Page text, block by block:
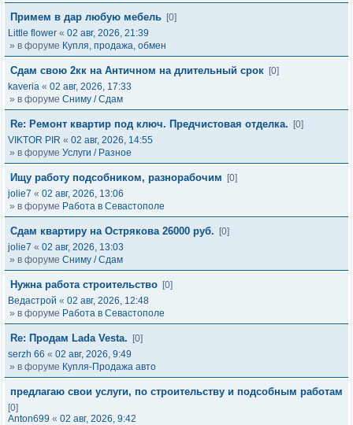
Примем в дар любую мебель [0]
Little flower « 02 авг, 2026, 21:39
» в форуме Купля, продажа, обмен
Сдам свою 2кк на Античном на длительный срок [0]
kaveria « 02 авг, 2026, 17:33
» в форуме Сниму / Сдам
Re: Ремонт квартир под ключ. Предчистовая отделка.
[0]
VIKTOR PIR « 02 авг, 2026, 14:55
» в форуме Услуги / Разное
Ищу работу подсобником, разнорабочим
[0]
jolie7 « 02 авг, 2026, 13:06
» в форуме Работа в Севастополе
Сдам квартиру на Острякова 26000 руб.
[0]
jolie7 « 02 авг, 2026, 13:03
» в форуме Сниму / Сдам
Нужна работа строительство [0]
Ведастрой « 02 авг, 2026, 12:48
» в форуме Работа в Севастополе
Re: Продам Lada Vesta.
[0]
serzh 66 « 02 авг, 2026, 9:49
» в форуме Купля-Продажа авто
предлагаю свои услуги, по строительству и подсобным работам
[0]
Anton699 « 02 авг, 2026, 9:42